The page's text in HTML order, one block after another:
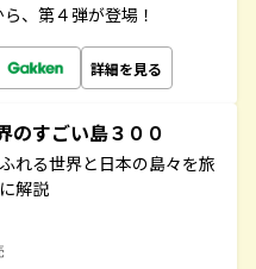
、第４弾が登場！
詳細を見る
すごい島３００
れる世界と日本の島々を旅
解説